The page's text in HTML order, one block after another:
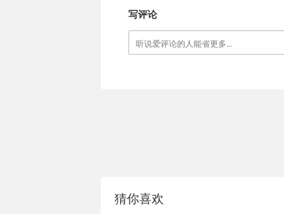
写评论
猜你喜欢